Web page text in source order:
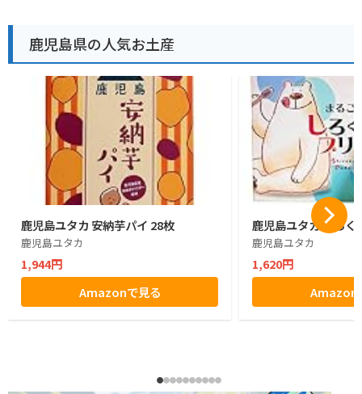
鹿児島県の人気お土産
鹿児島ユタカ 安納芋パイ 28枚
鹿児島ユタカ
1,944円
Amazonで見る
鹿児島ユタカ しろく
鹿児島ユタカ
1,620円
Amazon